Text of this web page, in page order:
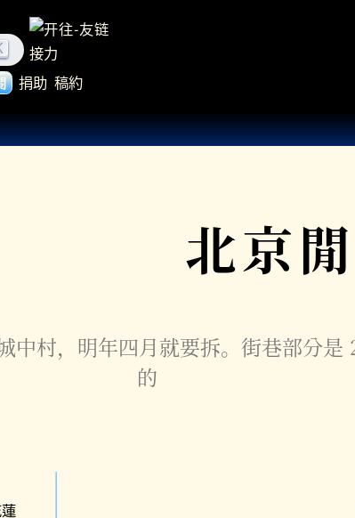
捐助 稿約
北京
中村，明年四月就要拆。街巷部分是
的